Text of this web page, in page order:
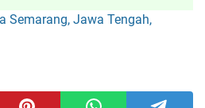
Semarang, Jawa Tengah,